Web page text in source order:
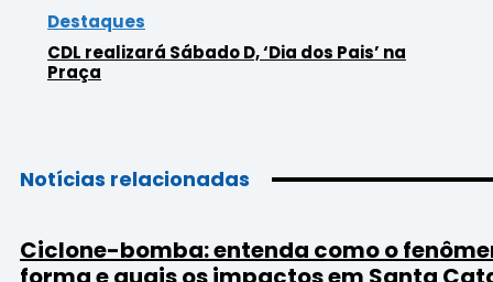
Destaques
CDL realizará Sábado D, ‘Dia dos Pais’ na
Praça
Notícias relacionadas
Ciclone-bomba: entenda como o